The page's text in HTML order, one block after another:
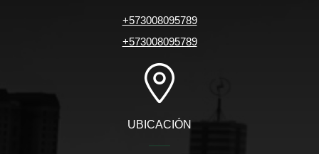
+573008095789
+573008095789
UBICACIÓN